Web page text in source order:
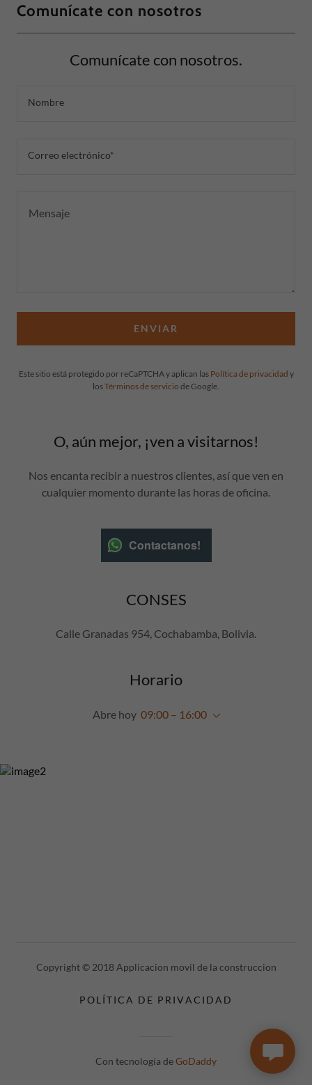
Comunícate con nosotros
Comunícate con nosotros.
Nombre
Correo electrónico*
ENVIAR
Este sitio está protegido por reCaPTCHA y aplican las Política de privacidad y
losTérminos de servicio de Google.
O, aún mejor, ¡ven a visitarnos!
Nos encanta recibir a nuestros clientes, así que ven en
cualquier momento durante las horas de oficina.
Contactanos!
CONSES
Calle Granadas 954, Cochabamba, Bolivia.
Horario
Abre hoy 09:00 – 16:00
Copyright © 2018 Applicacion movil de la construccion
POLÍTICA DE PRIVACIDAD
Con tecnología deGoDaddy